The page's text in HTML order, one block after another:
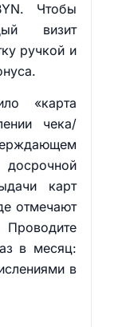
Чтобы
визит
ручкой и
«карта
чека/
карт
отмечают
в месяц:
в